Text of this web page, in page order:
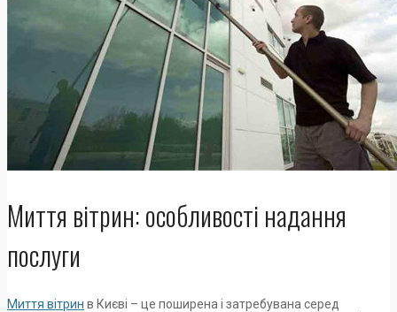
Миття вітрин: особливості надання
послуги
Миття вітрин в Києві – це поширена і затребувана серед